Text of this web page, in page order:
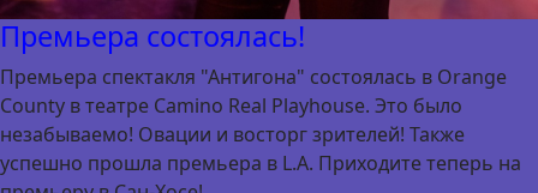
Премьера состоялась!
Премьера спектакля "Антигона" состоялась в Orange
County в театре Camino Real Playhouse. Это было
незабываемо! Овации и восторг зрителей! Также
успешно прошла премьера в L.A. Приходите теперь на